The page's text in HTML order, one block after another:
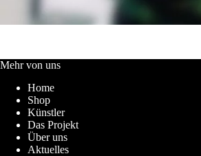
Mehr von uns
Home
Shop
Künstler
Das Projekt
Über uns
Aktuelles